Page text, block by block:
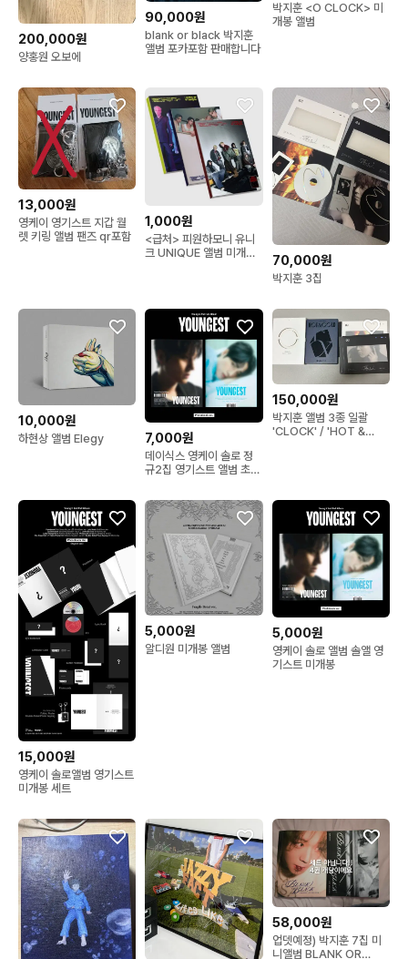
200,000원
양홍원 오보에
90,000원
blank or black 박지훈
앨범 포카포함 판매합니다
박지훈 <O CLOCK> 미
개봉 앨범
13,000원
영케이 영기스트 지갑 월
렛 키링 앨범 팬즈 qr포함
1,000원
<급처> 피원하모니 유니
크 UNIQUE 앨범 미개봉
70,000원
박지훈 3집
10,000원
하현상 앨범 Elegy 7,000원
데이식스 영케이 솔로 정
규2집 영기스트 앨범 초도
150,000원
박지훈 앨범 3종 일괄
'CLOCK' / 'HOT &
15,000원
영케이 솔로앨범 영기스트
미개봉 세트
5,000원
알디원 미개봉 앨범
5,000원
영케이 솔로 앨범 솔앨 영
기스트 미개봉
58,000원
업뎃예정) 박지훈 7집 미
니앨범 BLANK OR